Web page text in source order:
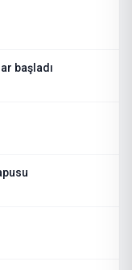
başladı